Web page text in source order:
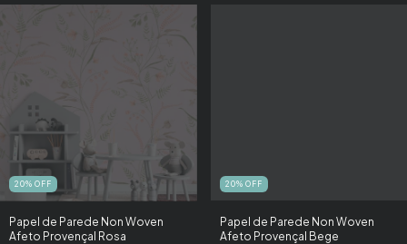
20% OFF
Papel de Parede Non Woven
Afeto Provençal Rosa
20% OFF
Papel de Parede Non Woven
Afeto Provençal Bege